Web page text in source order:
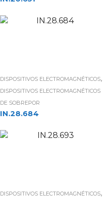
DISPOSITIVOS ELECTROMAGNÉTICOS,
DISPOSITIVOS ELECTROMAGNÉTICOS
DE SOBREPOR
IN.28.684
DISPOSITIVOS ELECTROMAGNÉTICOS,